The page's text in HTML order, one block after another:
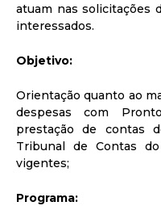
atuam nas solicitações
interessados.
Objetivo:
Orientação quanto ao
despesas com
prestação de contas
Tribunal de Contas
vigentes;
Programa: